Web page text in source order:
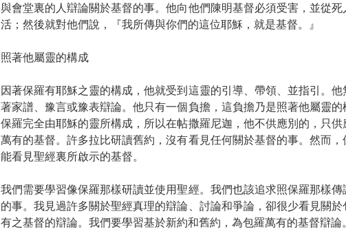
與會堂裏的人辯論關於基督的事。他向他們陳明基督必須受害，並從死
活；然後就對他們說，『我所傳與你們的這位耶穌，就是基督。』
照著他屬靈的構成
因著保羅有耶穌之靈的構成，他就受到這靈的引導、帶領、並指引。他
著家譜、豫言或豫表辯論。他只有一個負擔，這負擔乃是照著他屬靈的
保羅完全由耶穌的靈所構成，所以在帖撒羅尼迦，他不供應別的，只供
萬有的基督。許多拉比研讀舊約，沒有看見任何關於基督的事。然而，
能看見聖經裏所啟示的基督。
我們需要學習像保羅那樣研讀並使用聖經。我們也該追求照保羅那樣傳
的事。我見過許多關於聖經真理的辯論、討論和爭論，卻很少看見關於
有之基督的辯論。我們要學習基於新約和舊約，為包羅萬有的基督辯論